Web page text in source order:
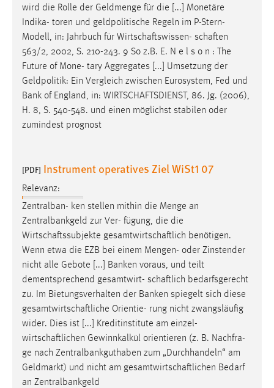
wird die Rolle der Geldmenge für die [...] Monetäre
Indika- toren und geldpolitische Regeln im P-Stern-
Modell, in: Jahrbuch für Wirtschaftswissen- schaften
563/2, 2002, S. 210-243. 9 So z.B. E. N e l s o n : The
Future of Mone- tary Aggregates [...] Umsetzung der
Geldpolitik: Ein Vergleich zwischen Eurosystem, Fed und
Bank of England, in: WIRTSCHAFTSDIENST, 86. Jg. (2006),
H. 8, S. 540-548. und einen möglichst stabilen oder
zumindest prognost
[PDF] Instrument operatives Ziel WiSt1 07
Relevanz:
Zentralban- ken stellen mithin die Menge an
Zentralbankgeld zur Ver- fügung, die die
Wirtschaftssubjekte gesamtwirtschaftlich benötigen.
Wenn etwa die EZB bei einem Mengen- oder Zinstender
nicht alle Gebote [...] Banken voraus, und teilt
dementsprechend gesamtwirt- schaftlich bedarfsgerecht
zu. Im Bietungsverhalten der Banken spiegelt sich diese
gesamtwirtschaftliche Orientie- rung nicht zwangsläufig
wider. Dies ist [...] Kreditinstitute am einzel-
wirtschaftlichen Gewinnkalkül orientieren (z. B. Nachfra-
ge nach Zentralbankguthaben zum „Durchhandeln“ am
Geldmarkt) und nicht am gesamtwirtschaftlichen Bedarf
an Zentralbankgeld
Conversion-Tracking
Cookie Laufzeit:
3 Monate
Facebook Pixel
Name:
_fbp
Conversion-Tracking
Cookie Laufzeit:
3 Monate
EXTERNE MEDIEN
Um Inhalte von Videoplattformen und Social Media
Plattformen anzeigen zu können, werden von diesen
externen Medien Cookies gesetzt.
YouTube